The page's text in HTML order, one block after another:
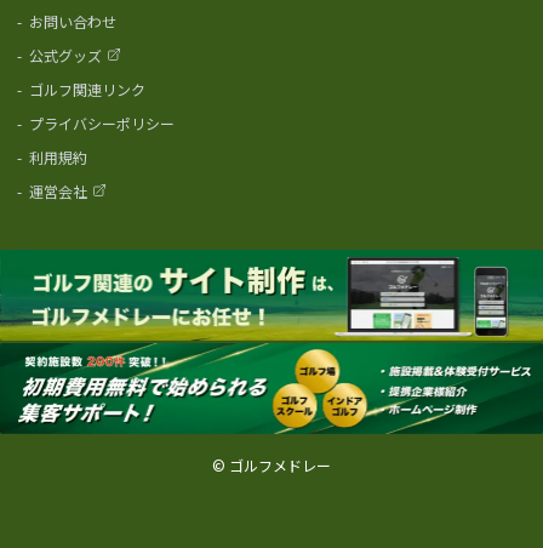
- お問い合わせ
- 公式グッズ
- ゴルフ関連リンク
- プライバシーポリシー
- 利用規約
- 運営会社
© ゴルフメドレー